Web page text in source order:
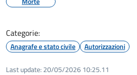
Categorie:
Anagrafe e stato civile Autorizzazioni
Last update: 20/05/2026 10:25.11